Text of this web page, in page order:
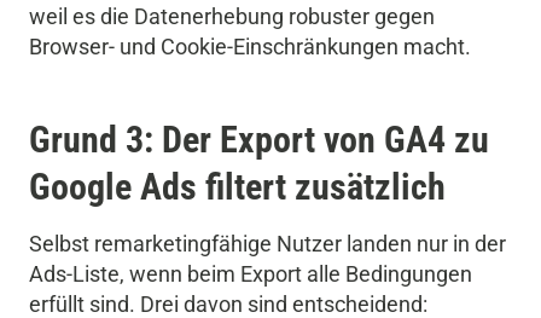
weil es die Datenerhebung robuster gegen
Browser- und Cookie-Einschränkungen macht.
Grund 3: Der Export von GA4 zu
Google Ads filtert zusätzlich
Selbst remarketingfähige Nutzer landen nur in der
Ads-Liste, wenn beim Export alle Bedingungen
erfüllt sind. Drei davon sind entscheidend: